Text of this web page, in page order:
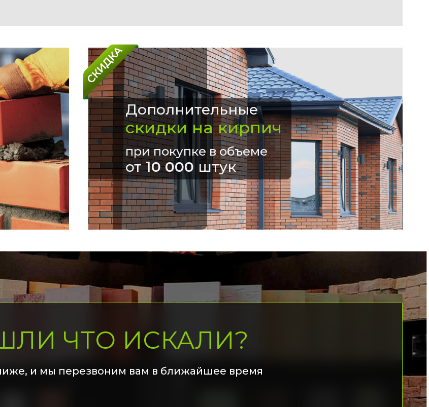
Дополнительные
скидки на кирпич
при покупке в объеме
от 10 000 штук
ЧТО ИСКАЛИ?
и мы перезвоним вам в ближайшее время